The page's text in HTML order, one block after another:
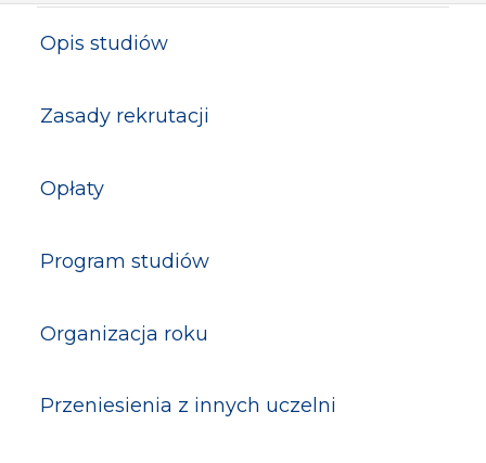
Opis studiów
Zasady rekrutacji
Opłaty
Program studiów
Organizacja roku
Przeniesienia z innych uczelni